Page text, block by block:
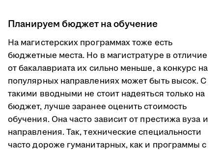
Планируем бюджет на обучение
На магистерских программах тоже есть
бюджетные места. Но в магистратуре в отличие
от бакалавриата их сильно меньше, а конкурс на
популярных направлениях может быть высок. С
такими вводными не стоит надеяться только на
бюджет, лучше заранее оценить стоимость
обучения. Она часто зависит от престижа вуза и
направления. Так, технические специальности
часто дороже гуманитарных, как и программы с